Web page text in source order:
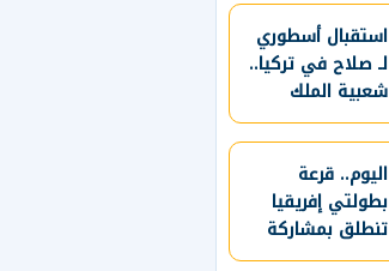
صعيد مصر على
خريطة الاستثمار
البترولي
استقبال أسطوري
لـ صلاح في تركيا..
شعبية الملك
المصري تتجاوز
المستطيل الأخضر..
طرابزون سبور
يسعي لاستعادة
لقب الدوري التركي
وتعزيز حظوظه في
اليوم.. قرعة
بطولتي إفريقيا
تنطلق بمشاركة
الأندية المصرية